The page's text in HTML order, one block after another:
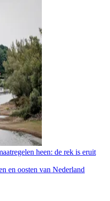
heen: de rek is eruit
en oosten van Nederland